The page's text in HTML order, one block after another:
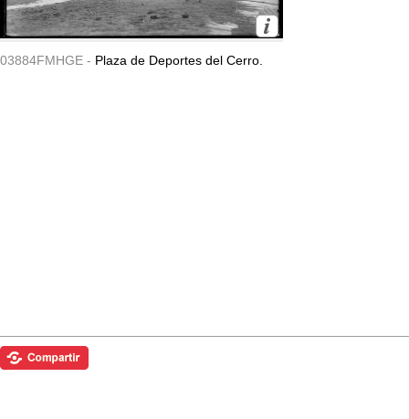
03884FMHGE - Plaza de Deportes del Cerro.